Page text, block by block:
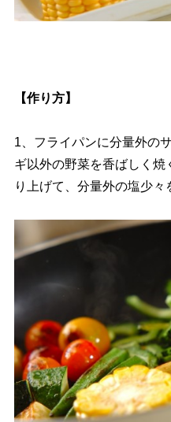
【作り方】
1、フライパンに分量外の
ギ以外の野菜を香ばしく焼
り上げて、分量外の塩少々